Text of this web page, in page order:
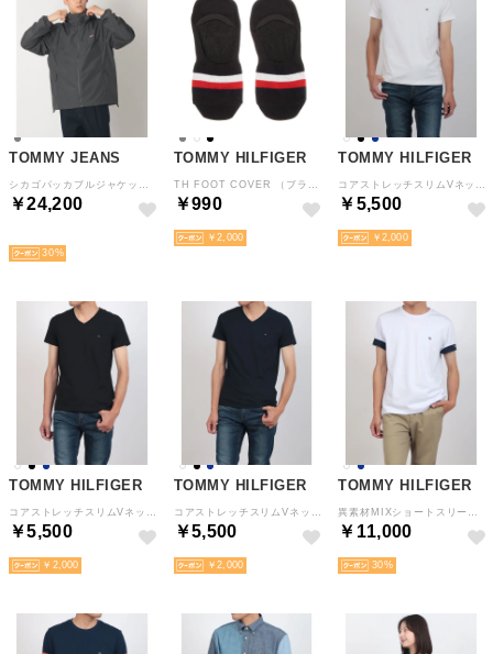
TOMMY JEANS
￥24,200
30
TOMMY HILFIGER
￥990
￥2,000
TOMMY HILFIGER
￥5,500
￥2,000
TOMMY HILFIGER
￥5,500
￥2,000
TOMMY HILFIGER
￥5,500
￥2,000
TOMMY HILFIGER
￥11,000
30